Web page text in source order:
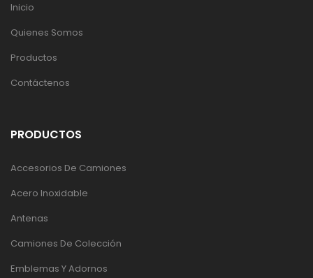
Inicio
Quienes Somos
Productos
Contáctenos
PRODUCTOS
Accesorios De Camiones
Acero Inoxidable
Antenas
Camiones De Colección
Emblemas Y Adornos